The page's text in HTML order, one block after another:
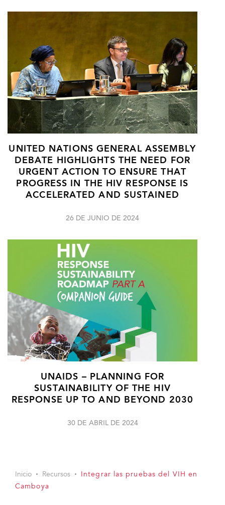
UNITED NATIONS GENERAL ASSEMBLY
DEBATE HIGHLIGHTS THE NEED FOR
URGENT ACTION TO ENSURE THAT
PROGRESS IN THE HIV RESPONSE IS
ACCELERATED AND SUSTAINED
26 DE JUNIO DE 2024
UNAIDS – PLANNING FOR
SUSTAINABILITY OF THE HIV
RESPONSE UP TO AND BEYOND 2030
30 DE ABRIL DE 2024
Inicio Recursos
Integrar las pruebas del VIH en
Camboya